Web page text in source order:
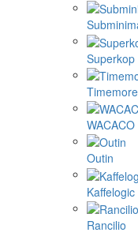
Superkop
Timemore
WACACO
Outin
Kaffelogic
Rancilio